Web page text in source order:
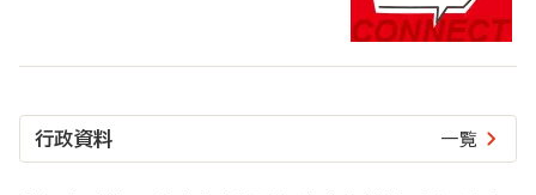
行政資料 一覧